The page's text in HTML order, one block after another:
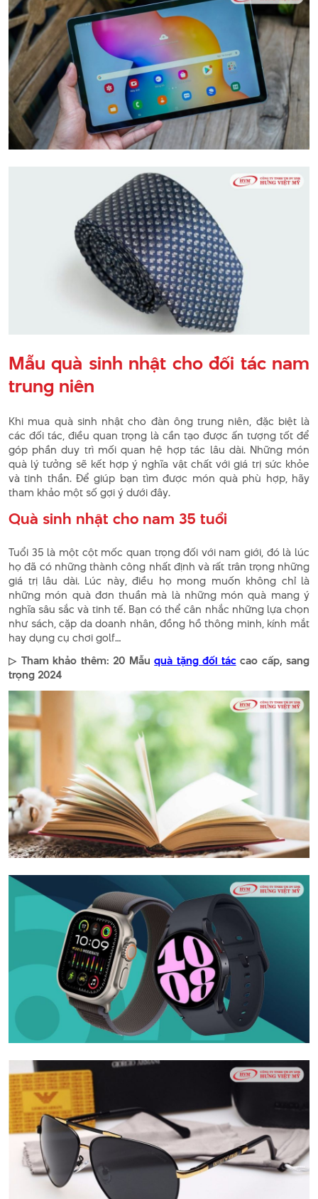
Mẫu quà sinh nhật cho đối tác nam
trung niên
Khi mua quà sinh nhật cho đàn ông trung niên, đặc biệt là
các đối tác, điều quan trọng là cần tạo được ấn tượng tốt để
góp phần duy trì mối quan hệ hợp tác lâu dài. Những món
quà lý tưởng sẽ kết hợp ý nghĩa vật chất với giá trị sức khỏe
và tinh thần. Để giúp bạn tìm được món quà phù hợp, hãy
tham khảo một số gợi ý dưới đây.
Quà sinh nhật cho nam 35 tuổi
Tuổi 35 là một cột mốc quan trọng đối với nam giới, đó là lúc
họ đã có những thành công nhất định và rất trân trọng những
giá trị lâu dài. Lúc này, điều họ mong muốn không chỉ là
những món quà đơn thuần mà là những món quà mang ý
nghĩa sâu sắc và tinh tế. Bạn có thể cân nhắc những lựa chọn
như sách, cặp da doanh nhân, đồng hồ thông minh, kính mắt
hay dụng cụ chơi golf…
▷ Tham khảo thêm: 20 Mẫuquà tặng đối táccao cấp, sang
trọng 2024